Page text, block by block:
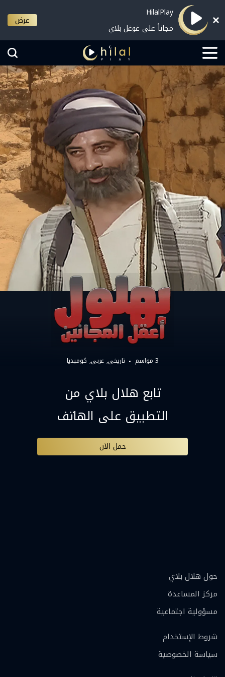
HilalPlay
مجاناً على غوغل بلاي
عرض
3 مواسم تاريخي عربي كوميديا
تابع هلال بلاي من
التطبيق على الهاتف
حمل الآن
حول هلال بلاي
مركز المساعدة
مسؤولية اجتماعية
شروط الإستخدام
سياسة الخصوصية